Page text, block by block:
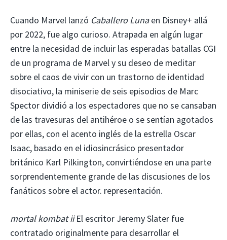
Cuando Marvel lanzó Caballero Lunaen Disney+ allá
por 2022, fue algo curioso. Atrapada en algún lugar
entre la necesidad de incluir las esperadas batallas CGI
de un programa de Marvel y su deseo de meditar
sobre el caos de vivir con un trastorno de identidad
disociativo, la miniserie de seis episodios de Marc
Spector dividió a los espectadores que no se cansaban
de las travesuras del antihéroe o se sentían agotados
por ellas, con el acento inglés de la estrella Oscar
Isaac, basado en el idiosincrásico presentador
británico Karl Pilkington, convirtiéndose en una parte
sorprendentemente grande de las discusiones de los
fanáticos sobre el actor. representación.
mortal kombat iiEl escritor Jeremy Slater fue
contratado originalmente para desarrollar el